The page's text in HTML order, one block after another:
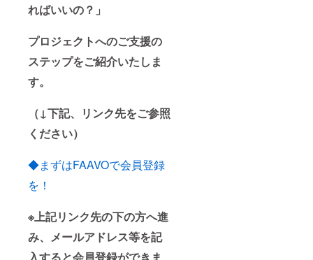
ればいいの？」
プロジェクトへのご支援の
ステップをご紹介いたしま
す。
（↓下記、リンク先をご参照
ください）
◆まずはFAAVOで会員登録
を！
※上記リンク先の下の方へ進
み、メールアドレス等を記
入すると会員登録ができま